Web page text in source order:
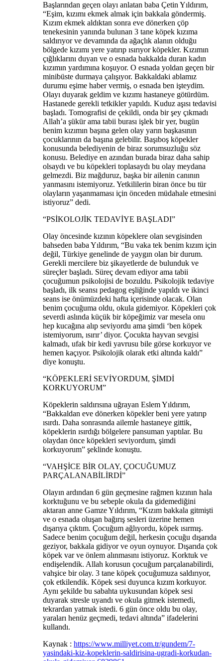
Başlarından geçen olayı anlatan baba Çetin Yıldırım,
“Eşim, kızımı ekmek almak için bakkala göndermiş.
Kızım ekmek aldıktan sonra eve dönerken çöp
tenekesinin yanında bulunan 3 tane köpek kızıma
saldırıyor ve devamında da ağaçlık alanın olduğu
bölgede kızımı yere yatırıp ısırıyor köpekler. Kızımın
çığlıklarını duyan ve o esnada bakkalda duran kadın
kızımın yardımına koşuyor. O esnada yoldan geçen bir
minibüste durmaya çalışıyor. Bakkaldaki ablamız
durumu eşime haber vermiş, o esnada ben işteydim.
Olayı duyarak geldim ve kızımı hastaneye götürdüm.
Hastanede gerekli tetkikler yapıldı. Kuduz aşısı tedavisi
başladı. Tomografisi de çekildi, onda bir şey çıkmadı
Allah’a şükür ama tabii burası işlek bir yer, bugün
benim kızımın başına gelen olay yarın başkasının
çocuklarının da başına gelebilir. Başıboş köpekler
konusunda belediyenin de biraz sorumsuzluğu söz
konusu. Belediye en azından burada biraz daha sahip
olsaydı ve bu köpekleri toplasaydı bu olay meydana
gelmezdi. Biz mağduruz, başka bir ailenin canının
yanmasını istemiyoruz. Yetkililerin biran önce bu tür
olayların yaşanmaması için önceden müdahale etmesini
istiyoruz” dedi.
“PSİKOLOJİK TEDAVİYE BAŞLADI”
Olay öncesinde kızının köpeklere olan sevgisinden
bahseden baba Yıldırım, “Bu vaka tek benim kızım için
değil, Türkiye genelinde de yaygın olan bir durum.
Gerekli mercilere biz şikayetlerde de bulunduk ve
süreçler başladı. Süreç devam ediyor ama tabii
çocuğumun psikolojisi de bozuldu. Psikolojik tedaviye
başladı, ilk seansı pedagog eşliğinde yapıldı ve ikinci
seans ise önümüzdeki hafta içerisinde olacak. Olan
benim çocuğuma oldu, okula gidemiyor. Köpekleri çok
severdi aslında küçük bir köpeğimiz var mesela onu
hep kucağına alıp seviyordu ama şimdi ‘ben köpek
istemiyorum, ısırır’ diyor. Çocukta hayvan sevgisi
kalmadı, ufak bir kedi yavrusu bile görse korkuyor ve
hemen kaçıyor. Psikolojik olarak etki altında kaldı”
diye konuştu.
“KÖPEKLERİ SEVİYORDUM, ŞİMDİ
KORKUYORUM”
Köpeklerin saldırısına uğrayan Eslem Yıldırım,
“Bakkaldan eve dönerken köpekler beni yere yatırıp
ısırdı. Daha sonrasında ailemle hastaneye gittik,
köpeklerin ısırdığı bölgelere pansuman yaptılar. Bu
olaydan önce köpekleri seviyordum, şimdi
korkuyorum” şeklinde konuştu.
“VAHŞİCE BİR OLAY, ÇOCUĞUMUZ
PARÇALANABİLİRDİ”
Olayın ardından 6 gün geçmesine rağmen kızının hala
korktuğunu ve bu sebeple okula da gidemediğini
aktaran anne Gamze Yıldırım, “Kızım bakkala gitmişti
ve o esnada oluşan bağırış sesleri üzerine hemen
dışarıya çıktım. Çocuğum ağlıyordu, köpek ısırmış.
Sadece benim çocuğum değil, herkesin çocuğu dışarıda
geziyor, bakkala gidiyor ve oyun oynuyor. Dışarıda çok
köpek var ve önlem alınmasını istiyoruz. Korktuk ve
endişelendik. Allah korusun çocuğum parçalanabilirdi,
vahşice bir olay. 3 tane köpek çocuğumuza saldırıyor,
çok etkilendik. Köpek sesi duyunca kızım korkuyor.
Aynı şekilde bu sabahta uykusundan köpek sesi
duyarak stresle uyandı ve okula gitmek istemedi,
tekrardan yatmak istedi. 6 gün önce oldu bu olay,
yaraları henüz geçmedi, tedavi altında” ifadelerini
kullandı.
Kaynak : https://www.milliyet.com.tr/gundem/7-
yasindaki-kiz-kopeklerin-saldirisina-ugradi-korkudan-